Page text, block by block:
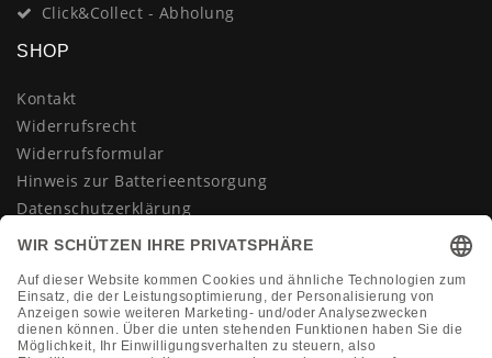
Click&Collect - Abholung
SHOP
Kontakt
Widerrufsrecht
Widerrufsformular
Hinweis zur Batterieentsorgung
Datenschutzerklärung
AGB
Vertrag widerrufen
KONTAKT